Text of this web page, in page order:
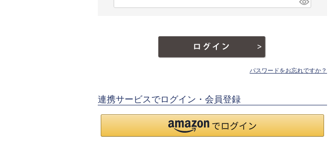
必
パスワードをお忘れですか？
連携サービスでログイン・会員登録